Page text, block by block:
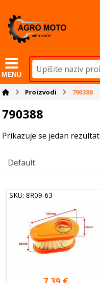
MENU
Proizvodi 790388
790388
Prikazuje se jedan rezultat
SKU: 8R09-63